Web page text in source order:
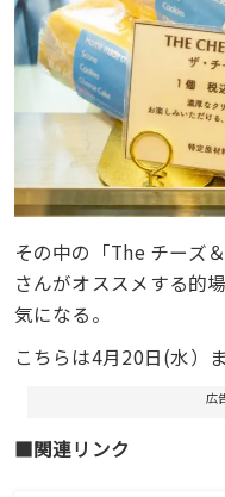
その中の「The チーズ
さんがオススメする的
気になる。
こちらは4月20日(水）
広
■関連リンク